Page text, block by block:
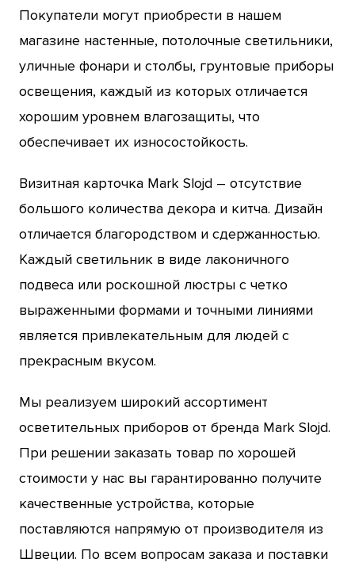
Покупатели могут приобрести в нашем
магазине настенные, потолочные светильники,
уличные фонари и столбы, грунтовые приборы
освещения, каждый из которых отличается
хорошим уровнем влагозащиты, что
обеспечивает их износостойкость.
Визитная карточка Mark Slojd – отсутствие
большого количества декора и китча. Дизайн
отличается благородством и сдержанностью.
Каждый светильник в виде лаконичного
подвеса или роскошной люстры с четко
выраженными формами и точными линиями
является привлекательным для людей с
прекрасным вкусом.
Мы реализуем широкий ассортимент
осветительных приборов от бренда Mark Slojd.
При решении заказать товар по хорошей
стоимости у нас вы гарантированно получите
качественные устройства, которые
поставляются напрямую от производителя из
Швеции. По всем вопросам заказа и поставки